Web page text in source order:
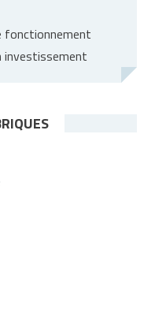
fonctionnement
investissement